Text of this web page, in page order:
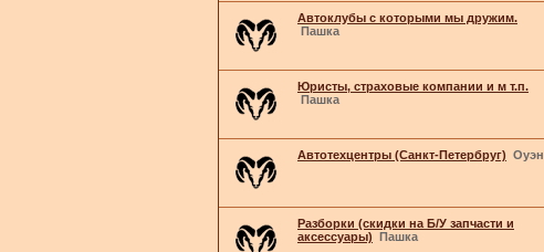
Автоклубы с которыми мы дружим.
Пашка
Юристы, страховые компании и м т.п.
Пашка
Автотехцентры (Санкт-Петербруг) Оуэн
Разборки (скидки на Б/У запчасти и
аксессуары) Пашка